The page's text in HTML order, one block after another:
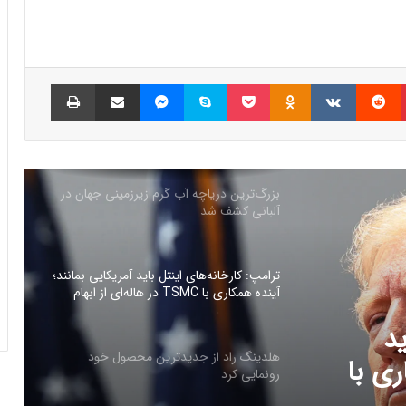
پینتریست Reddit
VKontakte
Odnoklassniki پاکت اسکایپ مسنجر اشتراک گذاری با ایمیل
بزرگ‌ترین دریاچه آب گرم زیرزمینی جهان در
ترامپ: کارخانه‌های اینتل باید آمریکایی بمانند؛
آینده همکاری با TSMC در هاله‌ای از ابهام
هلدینگ راد از جدیدترین محصول خود
رونمایی کرد
فرم‌ور باتری در گوشی‌های شیائومی با
سیستم‌عامل HyperOS 2.0 به‌روزرسانی